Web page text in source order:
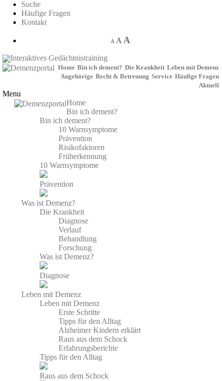
Suche
Häufige Fragen
Kontakt
A A A
Interaktives Gedächtnistraining
Home Bin ich dement? Die Krankheit Leben mit Demenz
Angehörige Recht & Betreuung Service Häufige Fragen
Aktuell
Menu
Home
Bin ich dement?
Bin ich dement?
10 Warnsymptome
Prävention
Risikofaktoren
Früherkennung
10 Warnsymptome
Prävention
Was ist Demenz?
Die Krankheit
Diagnose
Verlauf
Behandlung
Forschung
Was ist Demenz?
Diagnose
Leben mit Demenz
Leben mit Demenz
Erste Schritte
Tipps für den Alltag
Alzheimer Kindern erklärt
Raus aus dem Schock
Erfahrungsberichte
Tipps für den Alltag
Raus aus dem Schock